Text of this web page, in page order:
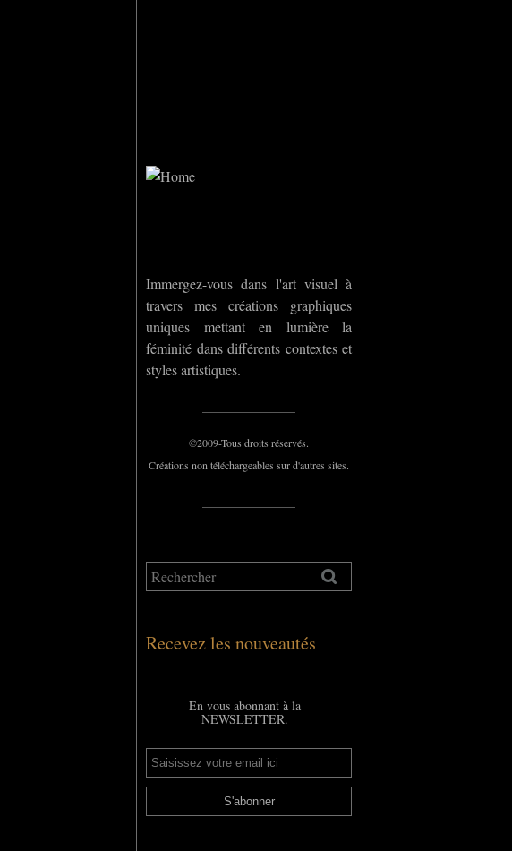
Immergez-vous dans l'art visuel à
travers mes créations graphiques
uniques mettant en lumière la
féminité dans différents contextes et
styles artistiques.
©2009-Tous droits réservés.
Créations non téléchargeables sur d'autres sites.
Recevez les nouveautés